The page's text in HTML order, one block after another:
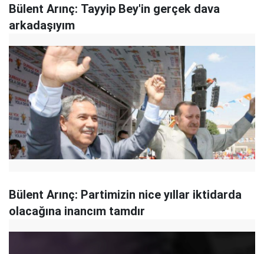
Bülent Arınç: Tayyip Bey'in gerçek dava
arkadaşıyım
Bülent Arınç: Partimizin nice yıllar iktidarda
olacağına inancım tamdır